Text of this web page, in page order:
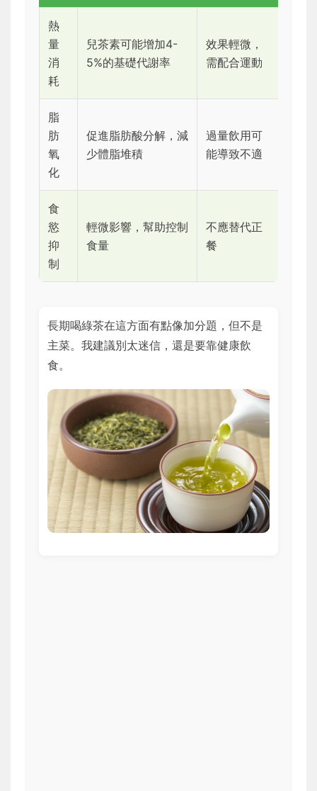
熱
量
消
耗
兒茶素可能增加4-
5%的基礎代謝率
效果輕微，
需配合運動
脂
肪
氧
化
促進脂肪酸分解，減
少體脂堆積
過量飲用可
能導致不適
食
慾
抑
制
輕微影響，幫助控制
食量
不應替代正
餐
長期喝綠茶在這方面有點像加分題，但不是
主菜。我建議別太迷信，還是要靠健康飲
食。